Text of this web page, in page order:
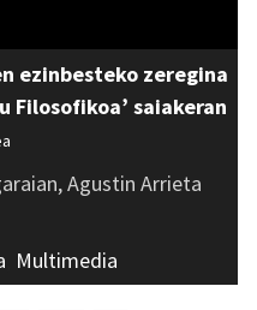
ezinbesteko zeregina
Filosofikoa’ saiakeran
Agustin Arrieta
Multimedia